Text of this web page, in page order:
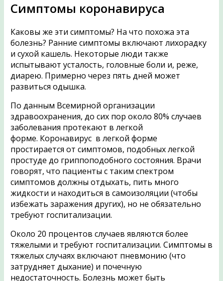
Симптомы коронавируса
Каковы же эти симптомы? На что похожа эта
болезнь? Ранние симптомы включают лихорадку
и сухой кашель. Некоторые люди также
испытывают усталость, головные боли и, реже,
диарею. Примерно через пять дней может
развиться одышка.
По данным Всемирной организации
здравоохранения, до сих пор около 80% случаев
заболевания протекают в легкой
форме. Коронавирус в легкой форме
простирается от симптомов, подобных легкой
простуде до гриппоподобного состояния. Врачи
говорят, что пациенты с таким спектром
симптомов должны отдыхать, пить много
жидкости и находиться в самоизоляции (чтобы
избежать заражения других), но не обязательно
требуют госпитализации.
Около 20 процентов случаев являются более
тяжелыми и требуют госпитализации. Симптомы в
тяжелых случаях включают пневмонию (что
затрудняет дыхание) и почечную
недостаточность. Болезнь может быть